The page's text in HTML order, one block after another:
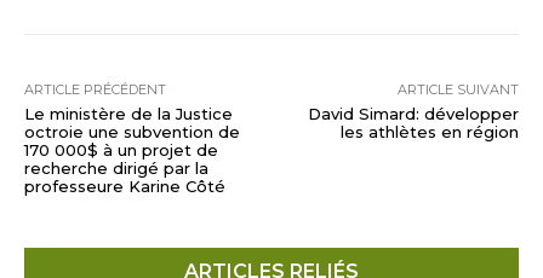
ARTICLE PRÉCÉDENT
Le ministère de la Justice
octroie une subvention de
170 000$ à un projet de
recherche dirigé par la
professeure Karine Côté
ARTICLE SUIVANT
David Simard: développer
les athlètes en région
ARTICLES RELIÉS